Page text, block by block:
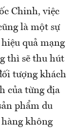
Chinh, việc
là một sự
quả mạng
thì sẽ thu hút
tượng khách
của từng địa
phẩm du
không